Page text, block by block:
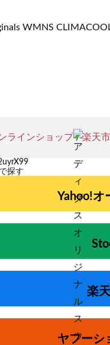
WMNS
ラインショップ/楽天
探す
Yahoo!オ
楽
ヤフーシ